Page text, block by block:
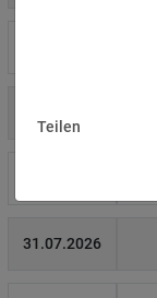
31.07.2026
Teilen